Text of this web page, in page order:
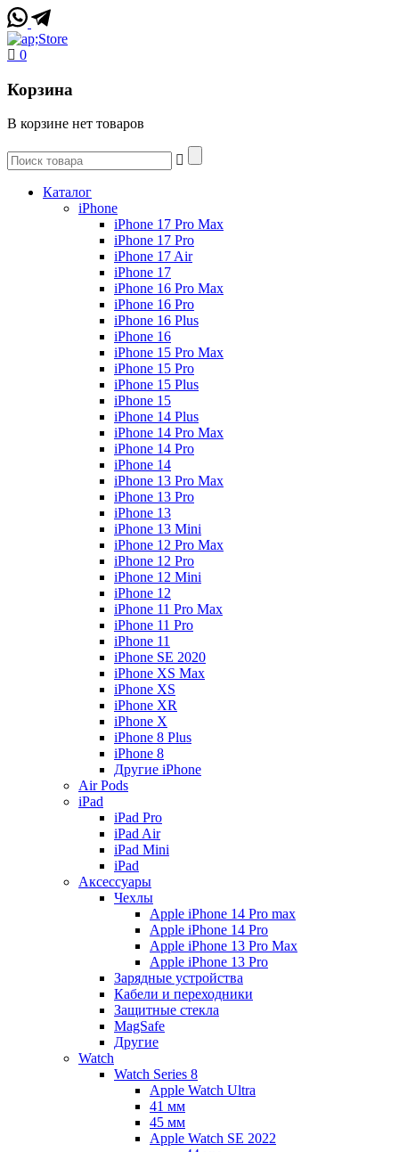
0
Корзина
В корзине нет товаров
Каталог
iPhone
iPhone 17 Pro Max
iPhone 17 Pro
iPhone 17 Air
iPhone 17
iPhone 16 Pro Max
iPhone 16 Pro
iPhone 16 Plus
iPhone 16
iPhone 15 Pro Max
iPhone 15 Pro
iPhone 15 Plus
iPhone 15
iPhone 14 Plus
iPhone 14 Pro Max
iPhone 14 Pro
iPhone 14
iPhone 13 Pro Max
iPhone 13 Pro
iPhone 13
iPhone 13 Mini
iPhone 12 Pro Max
iPhone 12 Pro
iPhone 12 Mini
iPhone 12
iPhone 11 Pro Max
iPhone 11 Pro
iPhone 11
iPhone SE 2020
iPhone XS Max
iPhone XS
iPhone XR
iPhone X
iPhone 8 Plus
iPhone 8
Другие iPhone
Air Pods
iPad
iPad Pro
iPad Air
iPad Mini
iPаd
Аксессуары
Чехлы
Apple iPhone 14 Pro max
Apple iPhone 14 Pro
Apple iPhone 13 Pro Max
Apple iPhone 13 Pro
Зарядные устройства
Кабели и переходники
Защитные стекла
MagSafe
Другие
Watch
Watch Series 8
Apple Watch Ultra
41 мм
45 мм
Apple Watch SE 2022